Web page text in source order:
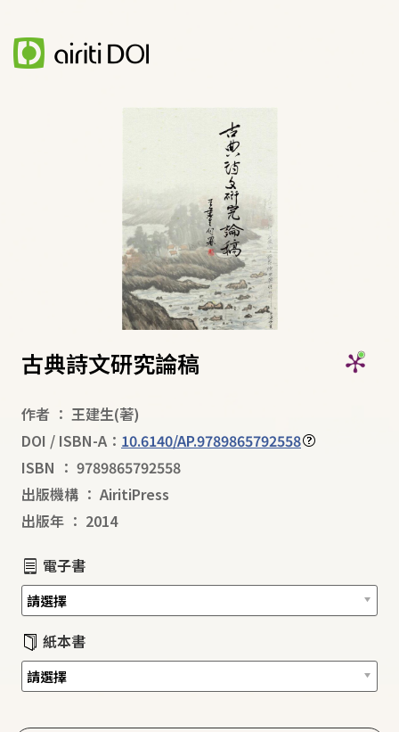
古典詩文研究論稿
作者 ： 王建生(著)
DOI / ISBN-A： 10.6140/AP.9789865792558
ISBN ： 9789865792558
出版機構 ： AiritiPress
出版年 ： 2014
電子書
紙本書